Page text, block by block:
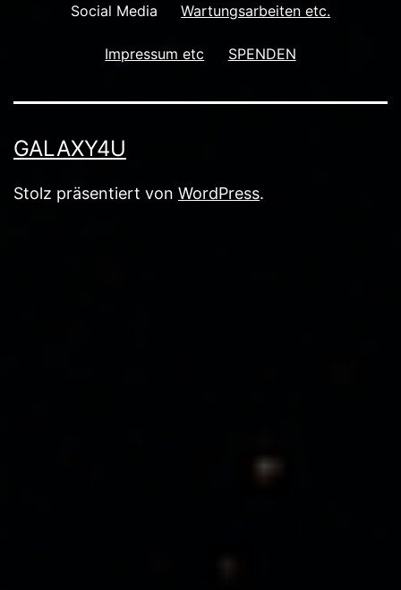
Social Media Wartungsarbeiten etc.
Impressum etc SPENDEN
GALAXY4U
Stolz präsentiert von WordPress.